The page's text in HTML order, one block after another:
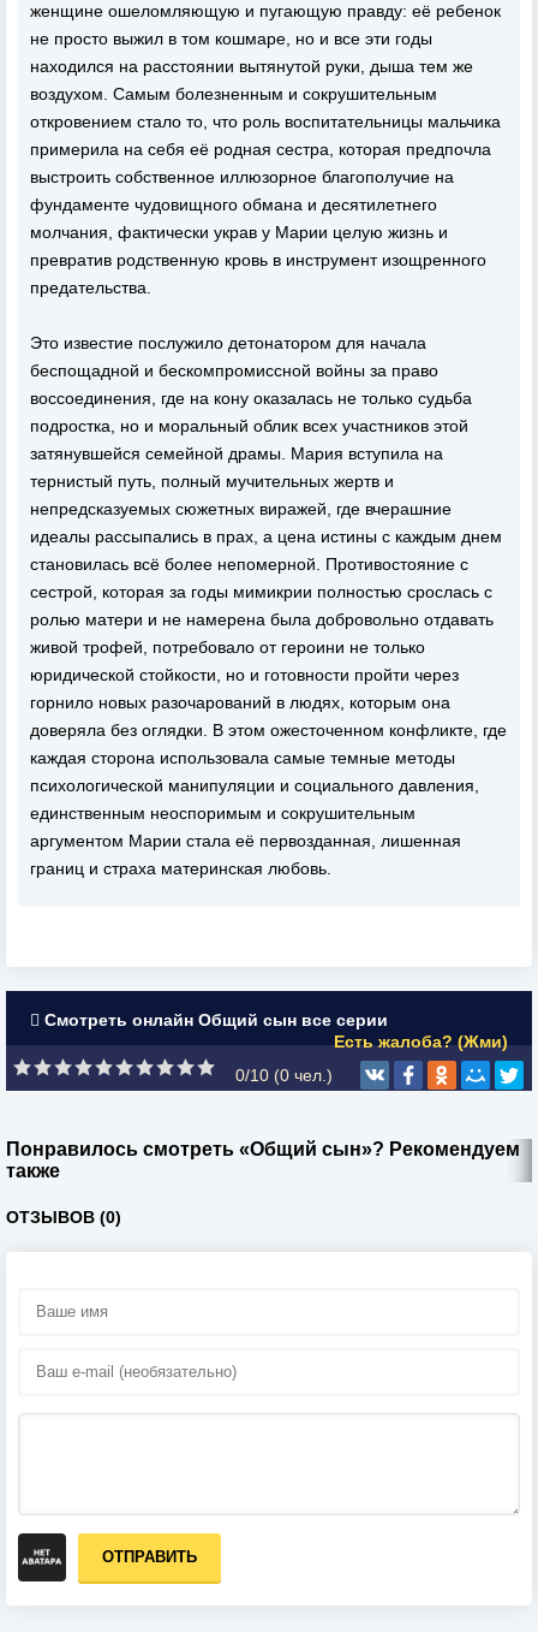
женщине ошеломляющую и пугающую правду: её ребенок
не просто выжил в том кошмаре, но и все эти годы
находился на расстоянии вытянутой руки, дыша тем же
воздухом. Самым болезненным и сокрушительным
откровением стало то, что роль воспитательницы мальчика
примерила на себя её родная сестра, которая предпочла
выстроить собственное иллюзорное благополучие на
фундаменте чудовищного обмана и десятилетнего
молчания, фактически украв у Марии целую жизнь и
превратив родственную кровь в инструмент изощренного
предательства.
Это известие послужило детонатором для начала
беспощадной и бескомпромиссной войны за право
воссоединения, где на кону оказалась не только судьба
подростка, но и моральный облик всех участников этой
затянувшейся семейной драмы. Мария вступила на
тернистый путь, полный мучительных жертв и
непредсказуемых сюжетных виражей, где вчерашние
идеалы рассыпались в прах, а цена истины с каждым днем
становилась всё более непомерной. Противостояние с
сестрой, которая за годы мимикрии полностью срослась с
ролью матери и не намерена была добровольно отдавать
живой трофей, потребовало от героини не только
юридической стойкости, но и готовности пройти через
горнило новых разочарований в людях, которым она
доверяла без оглядки. В этом ожесточенном конфликте, где
каждая сторона использовала самые темные методы
психологической манипуляции и социального давления,
единственным неоспоримым и сокрушительным
аргументом Марии стала её первозданная, лишенная
границ и страха материнская любовь.
Смотреть онлайн Общий сын все серии
Есть жалоба? (Жми)
0/10 (0 чел.)
Понравилось смотреть «Общий сын»? Рекомендуем
также
ОТЗЫВОВ (0)
ОТПРАВИТЬ